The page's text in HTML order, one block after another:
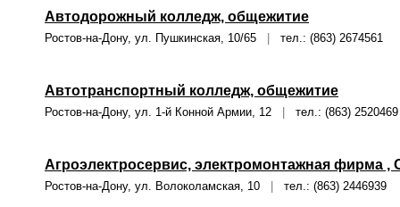
Автодорожный колледж, общежитие
Ростов-на-Дону, ул. Пушкинская, 10/65 тел.: (863) 2674561
Автотранспортный колледж, общежитие
Ростов-на-Дону, ул. 1-й Конной Армии, 12 тел.: (863) 2520469
Агроэлектросервис, электромонтажная фирма ,
Ростов-на-Дону, ул. Волоколамская, 10 тел.: (863) 2446939